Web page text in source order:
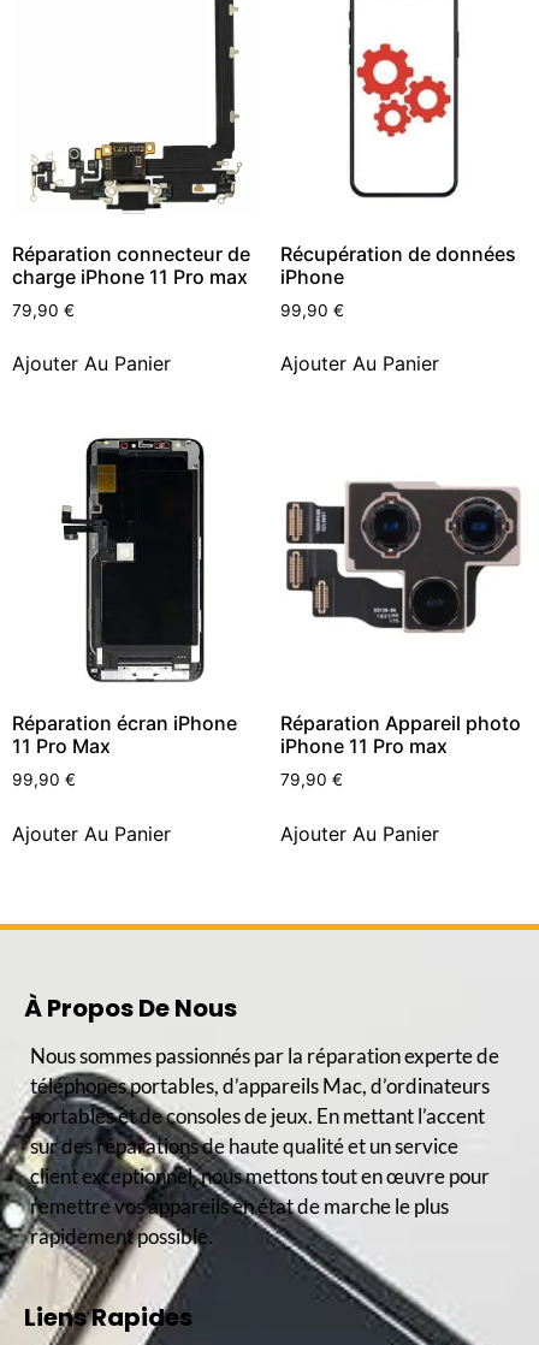
Réparation connecteur de
charge iPhone 11 Pro max
79,90 €
Ajouter Au Panier
Récupération de données
iPhone
99,90 €
Ajouter Au Panier
Réparation écran iPhone
11 Pro Max
99,90 €
Ajouter Au Panier
Réparation Appareil photo
iPhone 11 Pro max
79,90 €
Ajouter Au Panier
À Propos De Nous
Nous sommes passionnés par la réparation experte de
téléphones portables, d’appareils Mac, d’ordinateurs
portables et de consoles de jeux. En mettant l’accent
sur des réparations de haute qualité et un service
client exceptionnel, nous mettons tout en œuvre pour
remettre vos appareils en état de marche le plus
rapidement possible.
Liens Rapides